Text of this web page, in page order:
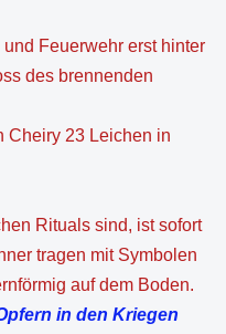
Feuerwehr erst hinter
des brennenden
Cheiry 23 Leichen in
Rituals sind, ist sofort
tragen mit Symbolen
auf dem Boden.
in den Kriegen